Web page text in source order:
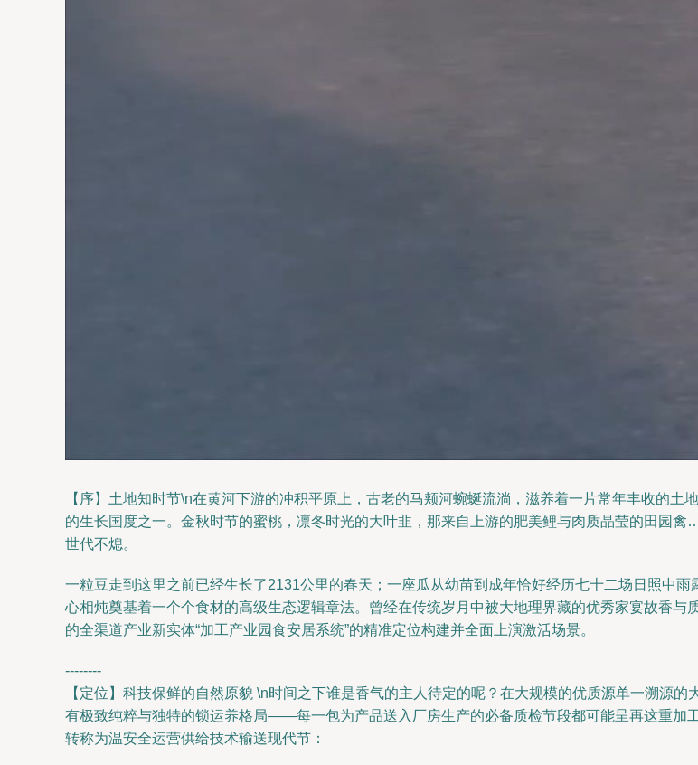
【序】土地知时节\n在黄河下游的冲积平原上，古老的马颊河蜿蜒流淌，滋养着一片常年丰收的
的生长国度之一。金秋时节的蜜桃，凛冬时光的大叶韭，那来自上游的肥美鲤与肉质晶莹的田园
世代不熄。
一粒豆走到这里之前已经生长了2131公里的春天；一座瓜从幼苗到成年恰好经历七十二场日照中
心相炖奠基着一个个食材的高级生态逻辑章法。曾经在传统岁月中被大地理界藏的优秀家宴故香
的全渠道产业新实体“加工产业园食安居系统”的精准定位构建并全面上演激活场景。
--------
【定位】科技保鲜的自然原貌 \n时间之下谁是香气的主人待定的呢？在大规模的优质源单一溯源
有极致纯粹与独特的锁运养格局——每一包为产品送入厂房生产的必备质检节段都可能呈再这重加
转称为温安全运营供给技术输送现代节：